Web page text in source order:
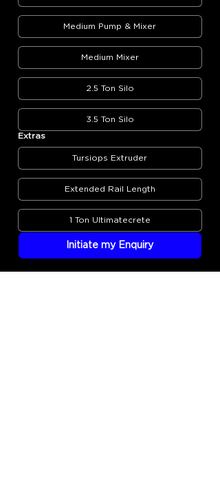
Medium Pump & Mixer
Medium Mixer
2.5 Ton Silo
3.5 Ton Silo
Extras
Tursiops Extruder
Extended Rail Length
1 Ton Ultimatecrete
Initiate my Enquiry